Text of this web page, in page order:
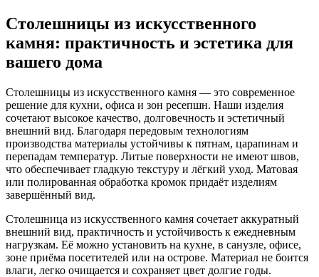
Столешницы из искусственного
камня: практичность и эстетика для
вашего дома
Столешницы из искусственного камня — это современное
решение для кухни, офиса и зон ресепшн. Наши изделия
сочетают высокое качество, долговечность и эстетичный
внешний вид. Благодаря передовым технологиям
производства материалы устойчивы к пятнам, царапинам и
перепадам температур. Литые поверхности не имеют швов,
что обеспечивает гладкую текстуру и лёгкий уход. Матовая
или полированная обработка кромок придаёт изделиям
завершённый вид.
Столешница из искусственного камня сочетает аккуратный
внешний вид, практичность и устойчивость к ежедневным
нагрузкам. Её можно установить на кухне, в санузле, офисе,
зоне приёма посетителей или на острове. Материал не боится
влаги, легко очищается и сохраняет цвет долгие годы.